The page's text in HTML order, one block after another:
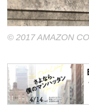
© 2017 AMAZON